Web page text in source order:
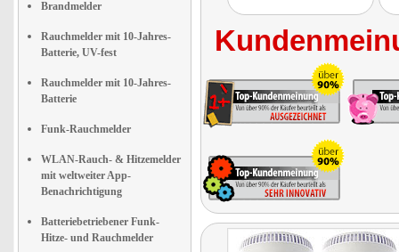
Brandmelder
Rauchmelder mit 10-Jahres-
Batterie, UV-fest
Rauchmelder mit 10-Jahres-
Batterie
Funk-Rauchmelder
WLAN-Rauch- & Hitzemelder
mit weltweiter App-
Benachrichtigung
Batteriebetriebener Funk-
Hitze- und Rauchmelder